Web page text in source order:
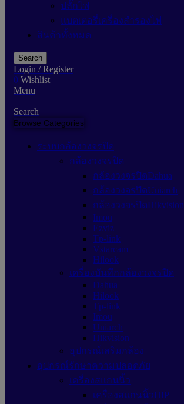
ปลั๊กไฟ
แบตเตอรี่เครื่องสำรองไฟ
สินค้าทั้งหมด
Search
Login / Register
0 Wishlist
Menu
Search
Browse Categories
ระบบกล้องวงจรปิด
กล้องวงจรปิด
กล้องวงจรปิดDahua
กล้องวงจรปิดUniarch
กล้องวงจรปิดHikvision
Imou
Ezviz
Tp-link
Vstarcam
Hilook
เครื่องบันทึกกล้องวงจรปิด
Dahua
Hilook
Tp-link
Imou
Uniarch
Hikvision
อุปกรณ์เสริมกล้อง
อุปกรณ์รักษาความปลอดภัย
เครื่องสแกนนิ้ว
เครื่องสแกนนิ้วHIP